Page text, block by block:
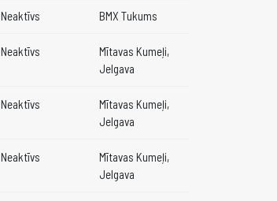
Neaktīvs BMX Tukums
Neaktīvs
Mītavas Kumeļi,
Jelgava
Neaktīvs
Mītavas Kumeļi,
Jelgava
Neaktīvs
Mītavas Kumeļi,
Jelgava